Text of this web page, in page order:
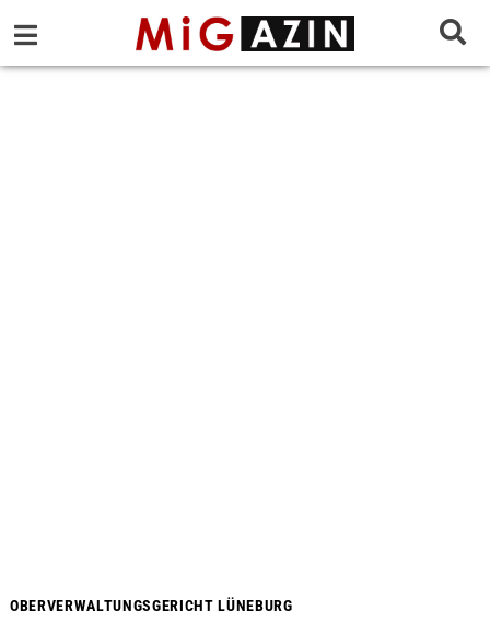
OBERVERWALTUNGSGERICHT LÜNEBURG